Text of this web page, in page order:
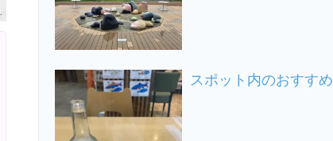
スポット内のおすすめ